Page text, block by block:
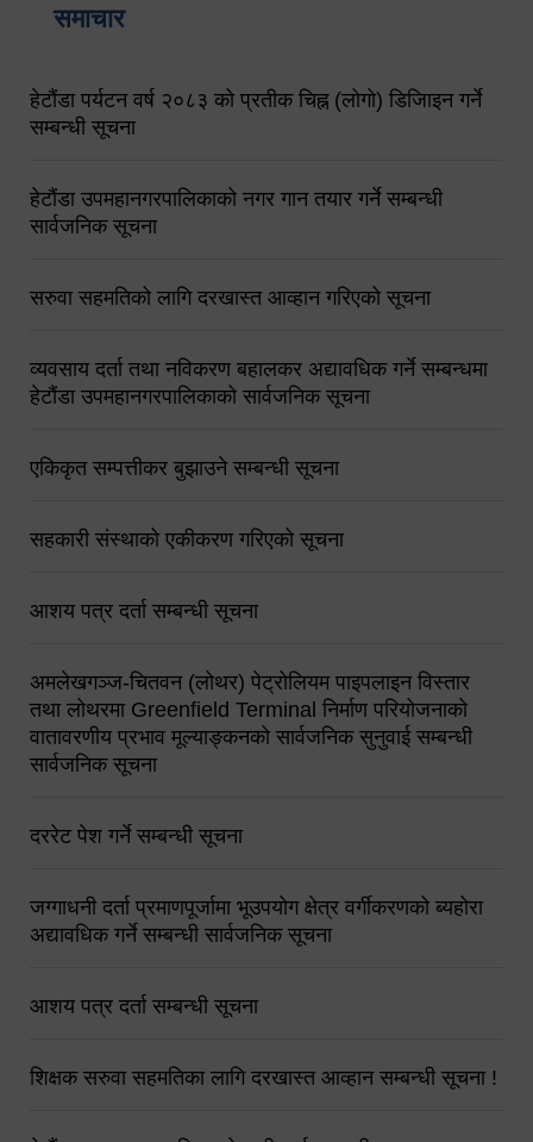
समाचार
हेटौंडा पर्यटन वर्ष २०८३ को प्रतीक चिह्न (लोगो) डिजिाइन गर्ने
सम्बन्धी सूचना
हेटौंडा उपमहानगरपालिकाको नगर गान तयार गर्ने सम्बन्धी
सार्वजनिक सूचना
सरुवा सहमतिको लागि दरखास्त आव्हान गरिएको सूचना
व्यवसाय दर्ता तथा नविकरण बहालकर अद्यावधिक गर्ने सम्बन्धमा
हेटौंडा उपमहानगरपालिकाको सार्वजनिक सूचना
एकिकृत सम्पत्तीकर बुझाउने सम्बन्धी सूचना
सहकारी संस्थाको एकीकरण गरिएको सूचना
आशय पत्र दर्ता सम्बन्धी सूचना
अमलेखगञ्ज-चितवन (लोथर) पेट्रोलियम पाइपलाइन विस्तार
तथा लोथरमा Greenfield Terminal निर्माण परियोजनाको
वातावरणीय प्रभाव मूल्याङ्कनको सार्वजनिक सुनुवाई सम्बन्धी
सार्वजनिक सूचना
दररेट पेश गर्ने सम्बन्धी सूचना
जग्गाधनी दर्ता प्रमाणपूर्जामा भूउपयोग क्षेत्र वर्गीकरणको ब्यहोरा
अद्यावधिक गर्ने सम्बन्धी सार्वजनिक सूचना
आशय पत्र दर्ता सम्बन्धी सूचना
शिक्षक सरुवा सहमतिका लागि दरखास्त आव्हान सम्बन्धी सूचना !